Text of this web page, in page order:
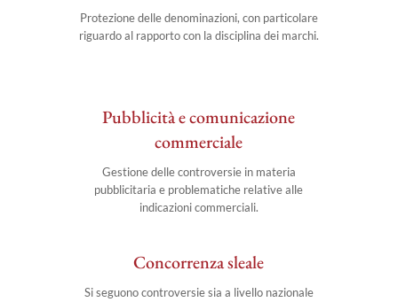
Protezione delle denominazioni, con particolare
riguardo al rapporto con la disciplina dei marchi.
Pubblicità e comunicazione
commerciale
Gestione delle controversie in materia
pubblicitaria e problematiche relative alle
indicazioni commerciali.
Concorrenza sleale
Si seguono controversie sia a livello nazionale